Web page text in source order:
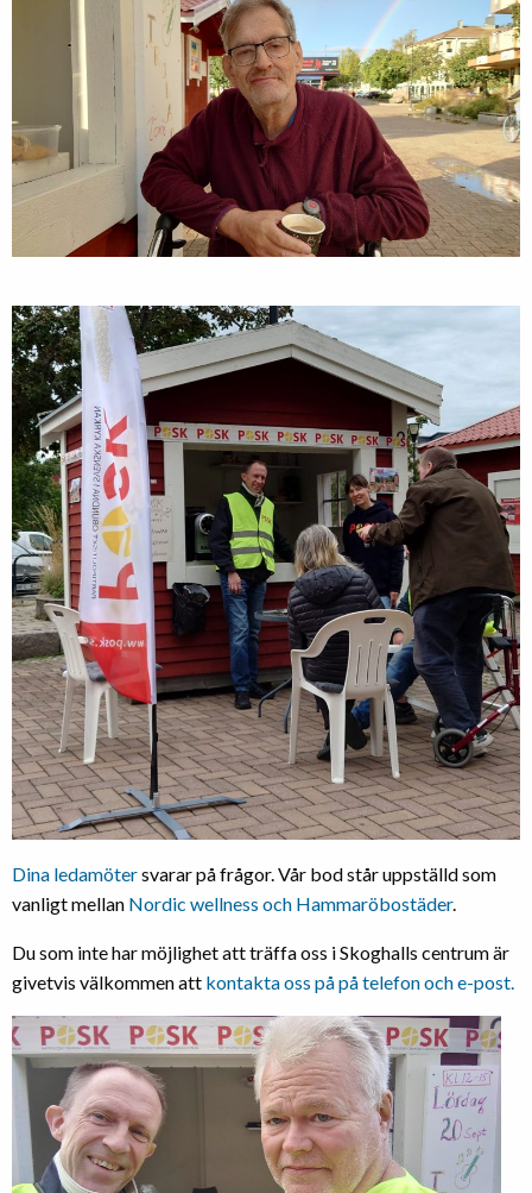
Dina ledamötersvarar på frågor. Vår bod står uppställd som
vanligt mellan Nordic wellness och Hammaröbostäder.
Du som inte har möjlighet att träffa oss i Skoghalls centrum är
givetvis välkommen att kontakta oss på på telefon och e-post.